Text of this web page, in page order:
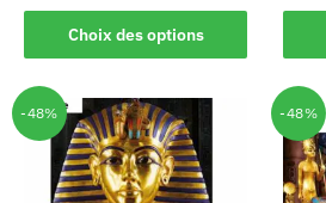
Choix des options
-48% -48%